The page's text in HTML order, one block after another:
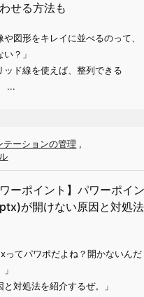
せる方法も
や図形をキレイに並べるのって、
い？」
ッド線を使えば、整列できる
...
テーションの管理 ,
ワーポイント】パワーポイン
が開けない原因と対処法
ってパワポだよね？開かないんだ
と対処法を紹介するぜ。」